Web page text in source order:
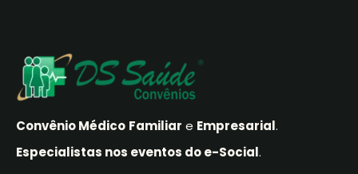
Convênio Médico Familiar e Empresarial.
Especialistas nos eventos do e-Social.